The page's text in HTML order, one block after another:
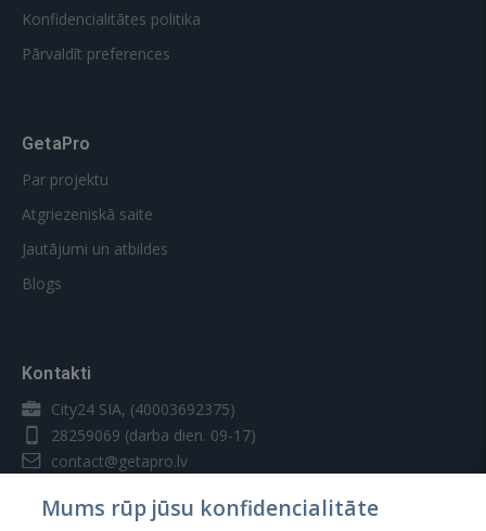
Konfidencialitātes politika
Pārvaldīt preferences
GetaPro
Par projektu
Atgriezeniskā saite
Jautājumi un atbildes
Blogs
Kontakti
City24 SIA, (40003692375)
28259069 (darba dien. 09-17)
contact@getapro.lv
Mums rūp jūsu konfidencialitāte